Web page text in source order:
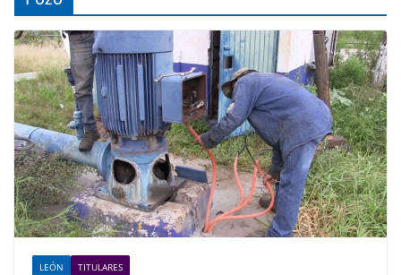
LEÓN TITULARES